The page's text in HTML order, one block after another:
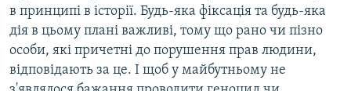
в принципі в історії. Будь-яка фіксація та будь-яка
дія в цьому плані важливі, тому що рано чи пізно
особи, які причетні до порушення прав людини,
відповідають за це. І щоб у майбутньому не